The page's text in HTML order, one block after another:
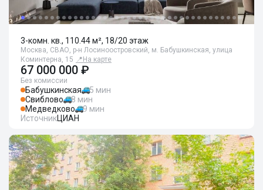
3-комн. кв., 110.44 м², 18/20 этаж
Москва, СВАО, р-н Лосиноостровский, м. Бабушкинская, улица
Коминтерна, 15 📍 На карте
67 000 000 ₽
Без комиссии
Бабушкинская
5 мин
Свиблово
8 мин
Медведково
9 мин
ИсточникЦИАН